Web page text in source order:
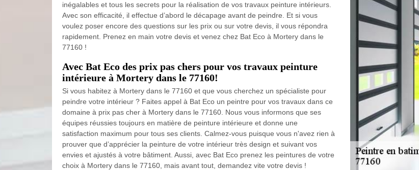
inégalables et tous les secrets pour la réalisation de vos travaux peinture intérieurs.
Avec son efficacité, il effectue d’abord le décapage avant de peindre. Et si vous
voulez poser encore des questions sur les prix ou sur votre devis, il vous répondra
rapidement. Prenez en main votre devis et venez chez Bat Eco à Mortery dans le
77160 !
Avec Bat Eco des prix pas chers pour vos travaux peinture
intérieure à Mortery dans le 77160!
Si vous habitez à Mortery dans le 77160 et que vous cherchez un spécialiste pour
peindre votre intérieur ? Faites appel à Bat Eco un peintre pour vos travaux dans ce
domaine à prix pas cher à Mortery dans le 77160. Nous vous informons que ses
équipes réussies toujours en matière de peinture intérieure et donne une
satisfaction maximum pour tous ses clients. Calmez-vous puisque vous n'avez rien à
prouver que d’apprécier la peinture de votre intérieur très design et suivant vos
envies et ajustés à votre bâtiment. Aussi, avec Bat Eco prenez les peintures de votre
choix à Mortery dans le 77160, mais avant tout, demandez vite votre devis !